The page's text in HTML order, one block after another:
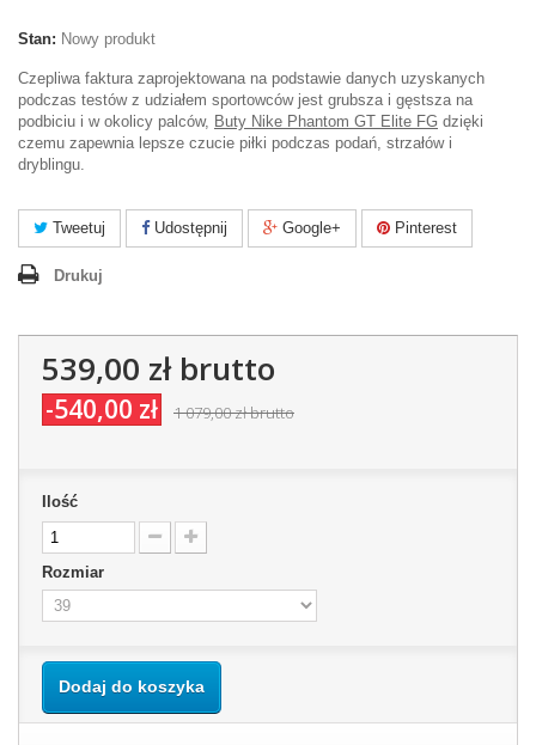
Stan: Nowy produkt
Czepliwa faktura zaprojektowana na podstawie danych uzyskanych
podczas testów z udziałem sportowców jest grubsza i gęstsza na
podbiciu i w okolicy palców, Buty Nike Phantom GT Elite FG dzięki
czemu zapewnia lepsze czucie piłki podczas podań, strzałów i
dryblingu.
Tweetuj Udostępnij Google+ Pinterest
Drukuj
539,00 złbrutto
-540,00 zł 1 079,00 złbrutto
Ilość
Rozmiar
Dodaj do koszyka